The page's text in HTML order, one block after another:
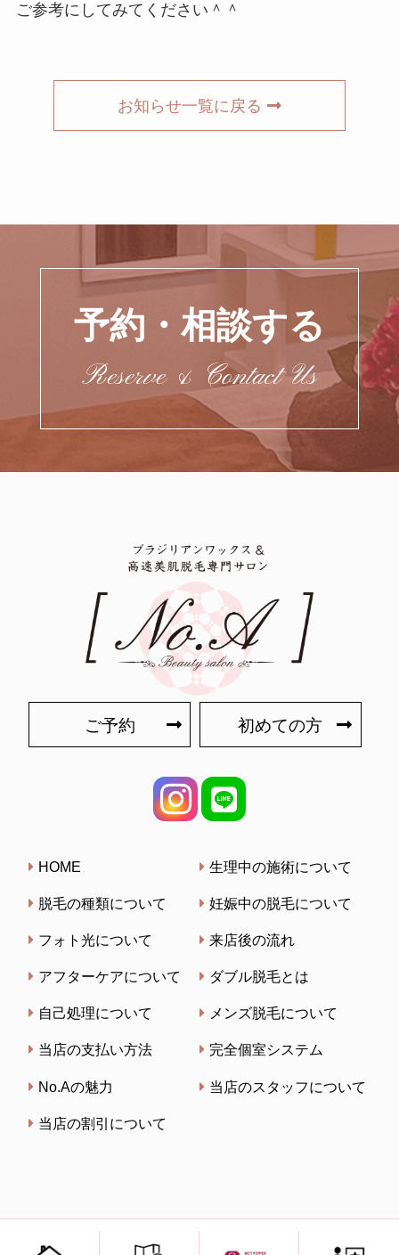
ご参考にしてみてください＾＾
お知らせ一覧に戻る
予約・相談する
Reserve & Contact Us
ご予約 初めての方
HOME 生理中の施術について
脱毛の種類について 妊娠中の脱毛について
フォト光について 来店後の流れ
アフターケアについて ダブル脱毛とは
自己処理について メンズ脱毛について
当店の支払い方法 完全個室システム
No.Aの魅力 当店のスタッフについて
当店の割引について